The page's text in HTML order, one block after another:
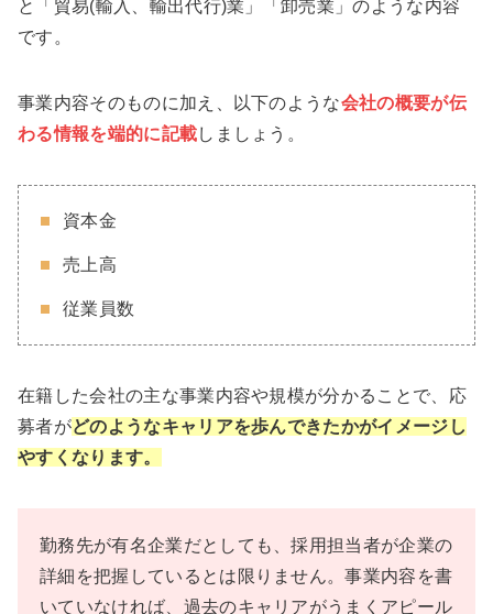
と「貿易(輸入、輸出代行)業」「卸売業」のような内容
です。
事業内容そのものに加え、以下のような会社の概要が伝
わる情報を端的に記載しましょう。
資本金
売上高
従業員数
在籍した会社の主な事業内容や規模が分かることで、応
募者がどのようなキャリアを歩んできたかがイメージし
やすくなります。
勤務先が有名企業だとしても、採用担当者が企業の
詳細を把握しているとは限りません。事業内容を書
いていなければ、過去のキャリアがうまくアピール